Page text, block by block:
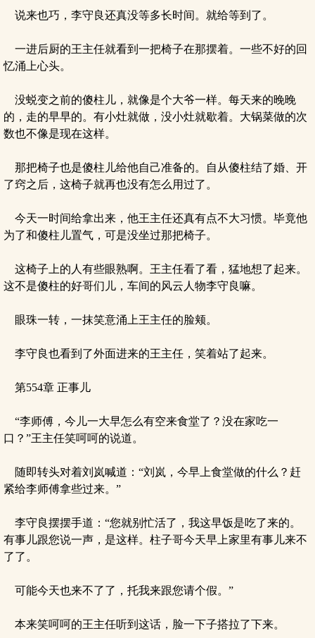
说来也巧，李守良还真没等多长时间。就给等到了。
一进后厨的王主任就看到一把椅子在那摆着。一些不好的回
忆涌上心头。
没蜕变之前的傻柱儿，就像是个大爷一样。每天来的晚晚
的，走的早早的。有小灶就做，没小灶就歇着。大锅菜做的次
数也不像是现在这样。
那把椅子也是傻柱儿给他自己准备的。自从傻柱结了婚、开
了窍之后，这椅子就再也没有怎么用过了。
今天一时间给拿出来，他王主任还真有点不大习惯。毕竟他
为了和傻柱儿置气，可是没坐过那把椅子。
这椅子上的人有些眼熟啊。王主任看了看，猛地想了起来。
这不是傻柱的好哥们儿，车间的风云人物李守良嘛。
眼珠一转，一抹笑意涌上王主任的脸颊。
李守良也看到了外面进来的王主任，笑着站了起来。
第554章 正事儿
“李师傅，今儿一大早怎么有空来食堂了？没在家吃一
口？”王主任笑呵呵的说道。
随即转头对着刘岚喊道：“刘岚，今早上食堂做的什么？赶
紧给李师傅拿些过来。”
李守良摆摆手道：“您就别忙活了，我这早饭是吃了来的。
有事儿跟您说一声，是这样。柱子哥今天早上家里有事儿来不
了了。
可能今天也来不了了，托我来跟您请个假。”
本来笑呵呵的王主任听到这话，脸一下子搭拉了下来。